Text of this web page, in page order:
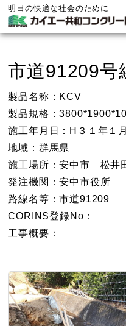
明日の快適な社会のために
市道91209号
製品名称：KCV
製品規格：
施工年月日：H３１年１
地域：群馬県
施工場所：安中市 松井
発注機関：安中市役所
路線名等：市道91209
CORINS登録No：
工事概要：